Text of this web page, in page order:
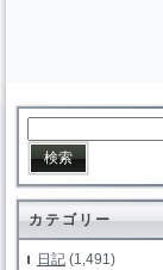
カテゴリー
日記 (1,491)